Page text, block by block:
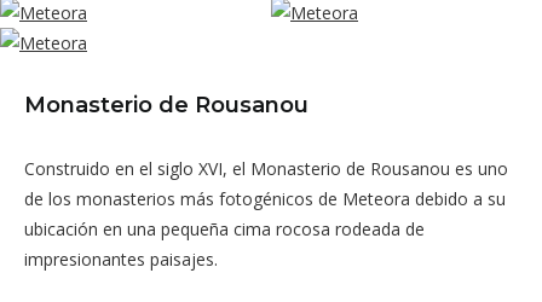
Monasterio de Rousanou
Construido en el siglo XVI, el Monasterio de Rousanou es uno
de los monasterios más fotogénicos de Meteora debido a su
ubicación en una pequeña cima rocosa rodeada de
impresionantes paisajes.